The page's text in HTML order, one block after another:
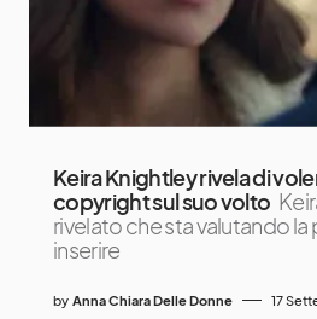
Keira Knightley rivela di
copyright sul suo volto
rivelato che sta valutando
inserire
by Anna Chiara Delle Donne 17